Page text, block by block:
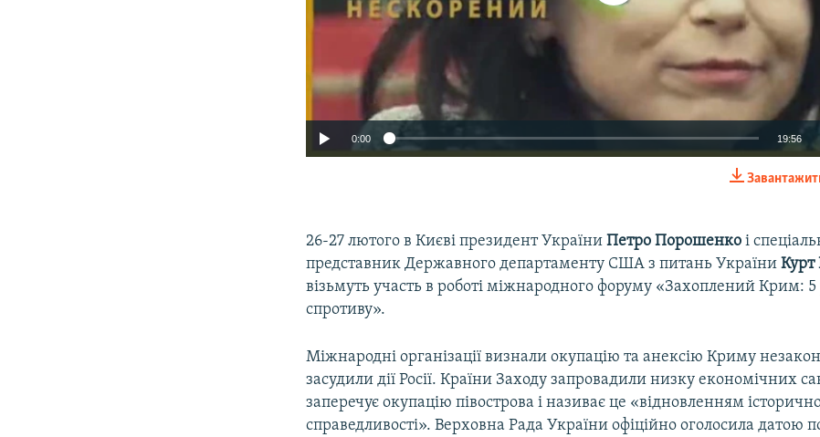
0:00 19:56
26-27 лютого в Києві президент УкраїниПетро Порошенко і
представник Державного департаменту США з питань УкраїниКурт
візьмуть участь в роботі міжнародного форуму «Захоплений Крим: 5
спротиву».
Міжнародні організації визнали окупацію та анексію Криму
засудили дії Росії. Країни Заходу запровадили низку економічних
заперечує окупацію півострова і називає це «відновленням
справедливості». Верховна Рада України офіційно оголосила датою